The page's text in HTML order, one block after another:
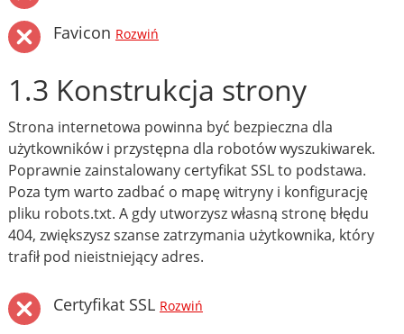
Favicon Rozwiń
1.3 Konstrukcja strony
Strona internetowa powinna być bezpieczna dla
użytkowników i przystępna dla robotów wyszukiwarek.
Poprawnie zainstalowany certyfikat SSL to podstawa.
Poza tym warto zadbać o mapę witryny i konfigurację
pliku robots.txt. A gdy utworzysz własną stronę błędu
404, zwiększysz szanse zatrzymania użytkownika, który
trafił pod nieistniejący adres.
Certyfikat SSL Rozwiń